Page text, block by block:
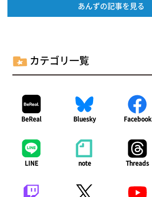
あんずの記事を見る
カテゴリ一覧
BeReal Bluesky Facebook
LINE note Threads